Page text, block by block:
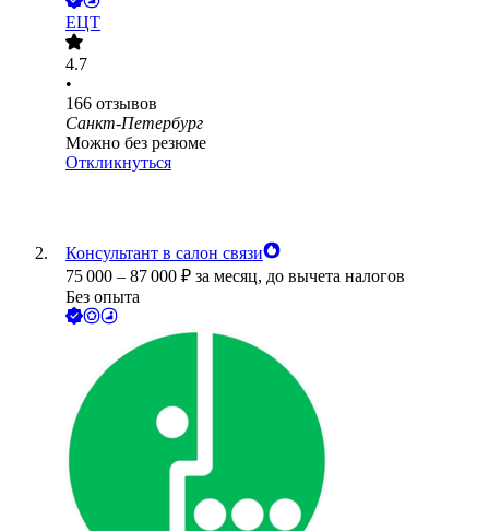
ЕЦТ
4.7
•
166 отзывов
Санкт-Петербург
Можно без резюме
Откликнуться
Консультант в салон связи
75 000 – 87 000 ₽ за месяц, до вычета налогов
Без опыта